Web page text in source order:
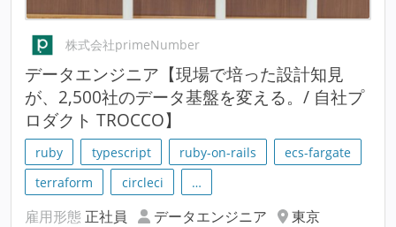
株式会社primeNumber
データエンジニア【現場で培った設計知見
が、2,500社のデータ基盤を変える。/ 自社プ
ロダクト TROCCO】
ruby typescript ruby-on-rails
ecs-fargate
terraform
circleci …
雇用形態 正社員 データエンジニア
東京